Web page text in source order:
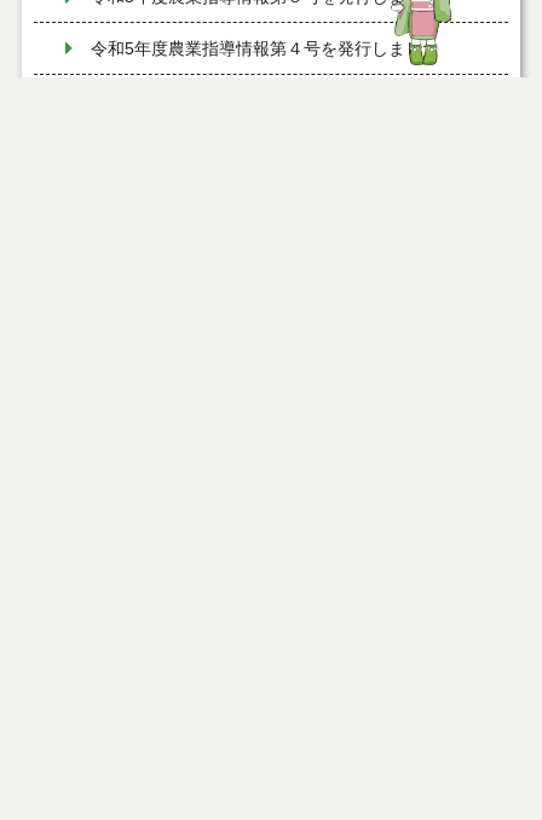
令和5年度農業指導情報第４号を発行しました